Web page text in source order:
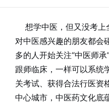
想学中医，但又没考上
对中医感兴趣的朋友都会
多的人开始关注“中医师
跟师临床，一样可以系统
关考试、获得合法行医资
中心城市，中医药文化底